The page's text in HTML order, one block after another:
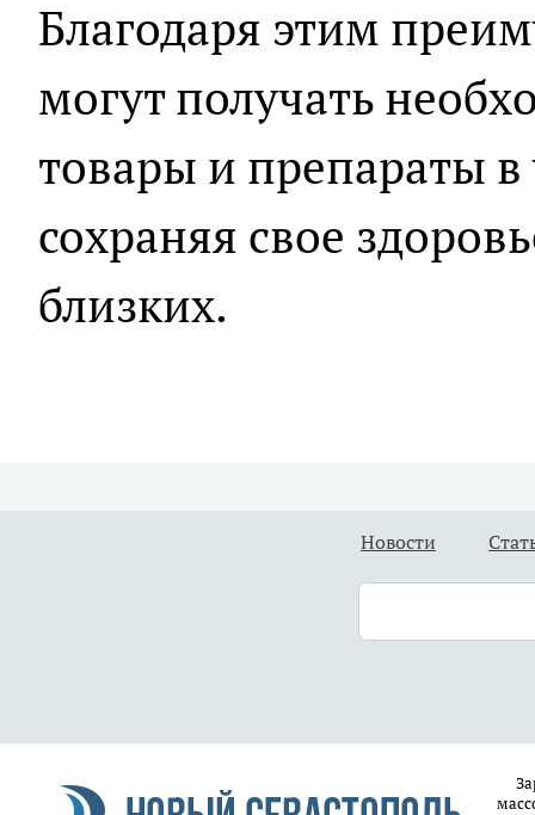
Благодаря этим
могут получать
товары и препараты
сохраняя свое
близких.
Новости